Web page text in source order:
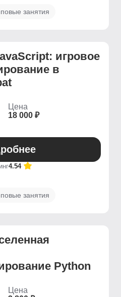
занятия
игровое
в
Цена
18 000 ₽
4.54
занятия
Python
Цена